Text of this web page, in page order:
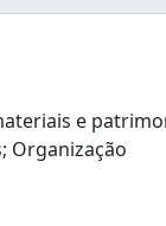
e
Organização